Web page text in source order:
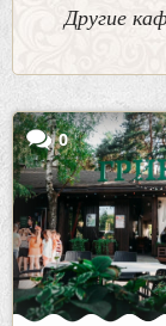
Другие
0